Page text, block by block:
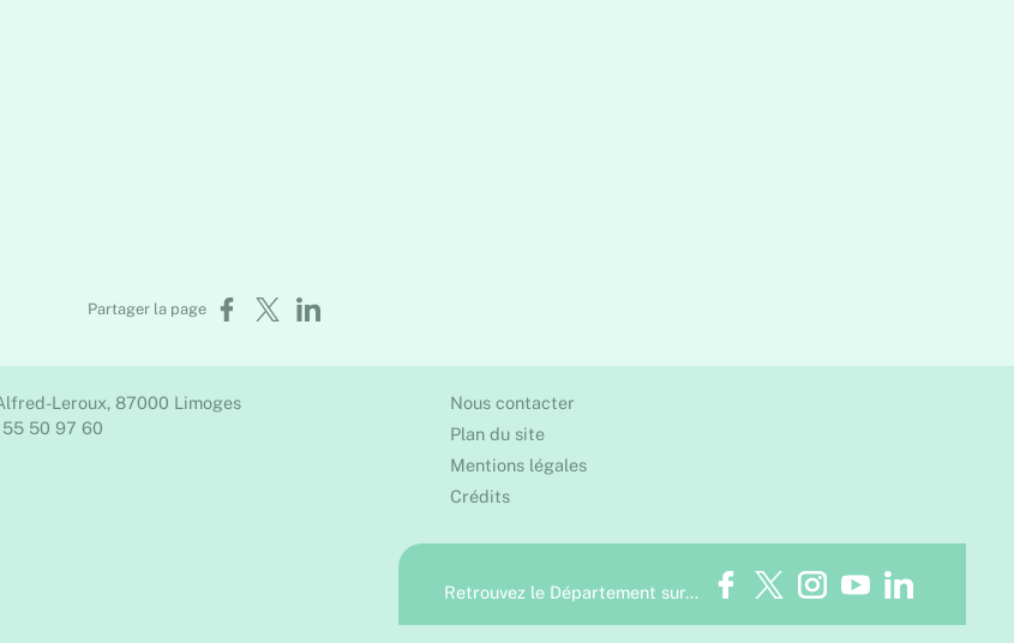
Partager la page Partager sur Facebook
Partager sur XPartager sur LinkedIn
Leroux, 87000 Limoges
55 50 97 60
Nous contacter
Plan du site
Mentions légales
Crédits
Retrouvez le Département sur…
Facebook
TwitterInstagram
Youtube